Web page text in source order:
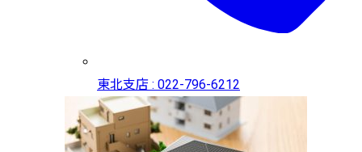
東北支店 : 022-796-6212